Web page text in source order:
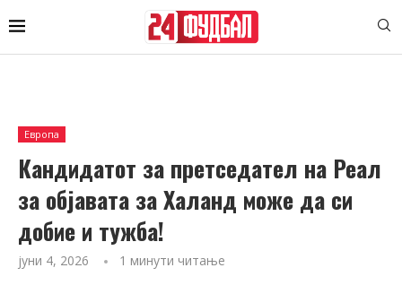
Европа
Кандидатот за претседател на Реал
за објавата за Халанд може да си
добие и тужба!
јуни 4, 2026 1 минути читање